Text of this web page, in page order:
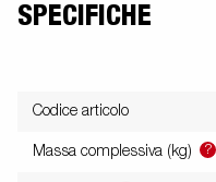
SPECIFICHE
Codice articolo
Massa complessiva (kg) ?